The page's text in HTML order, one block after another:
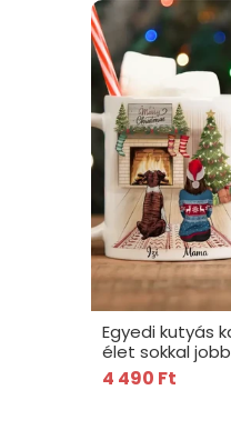
Egyedi kutyás
élet sokkal
4 490 Ft